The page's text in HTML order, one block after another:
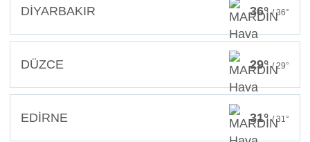
DİYARBAKIR 36°/ 36°
DÜZCE 29°/ 29°
EDİRNE 31°/ 31°